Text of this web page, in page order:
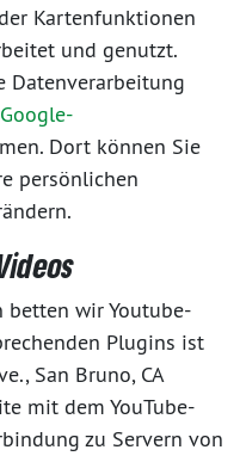
Kartenfunktionen
und genutzt.
Datenverarbeitung
Dort können Sie
persönlichen
betten wir Youtube-
Plugins ist
San Bruno, CA
mit dem YouTube-
zu Servern von